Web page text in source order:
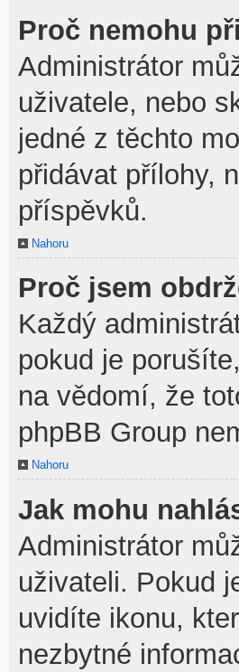
Proč nemohu
Administrátor
uživatele, nebo
jedné z těchto
přidávat přílohy,
příspěvků.
Nahoru
Proč jsem
Každý
pokud je
na vědomí, že
phpBB Group
Nahoru
Jak mohu
Administrátor
uživateli. Pokud
uvidíte ikonu,
nezbytné